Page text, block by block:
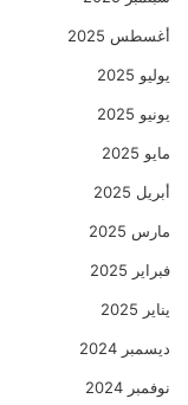
أغسطس 2025
يوليو 2025
يونيو 2025
مايو 2025
أبريل 2025
مارس 2025
فبراير 2025
يناير 2025
ديسمبر 2024
نوفمبر 2024